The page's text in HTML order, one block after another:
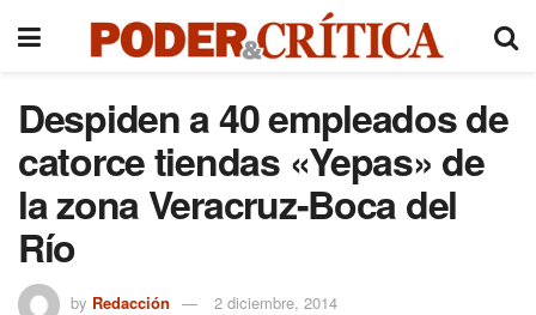
Despiden a 40 empleados de
catorce tiendas «Yepas» de
la zona Veracruz-Boca del
Río
by Redacción 2 diciembre, 2014